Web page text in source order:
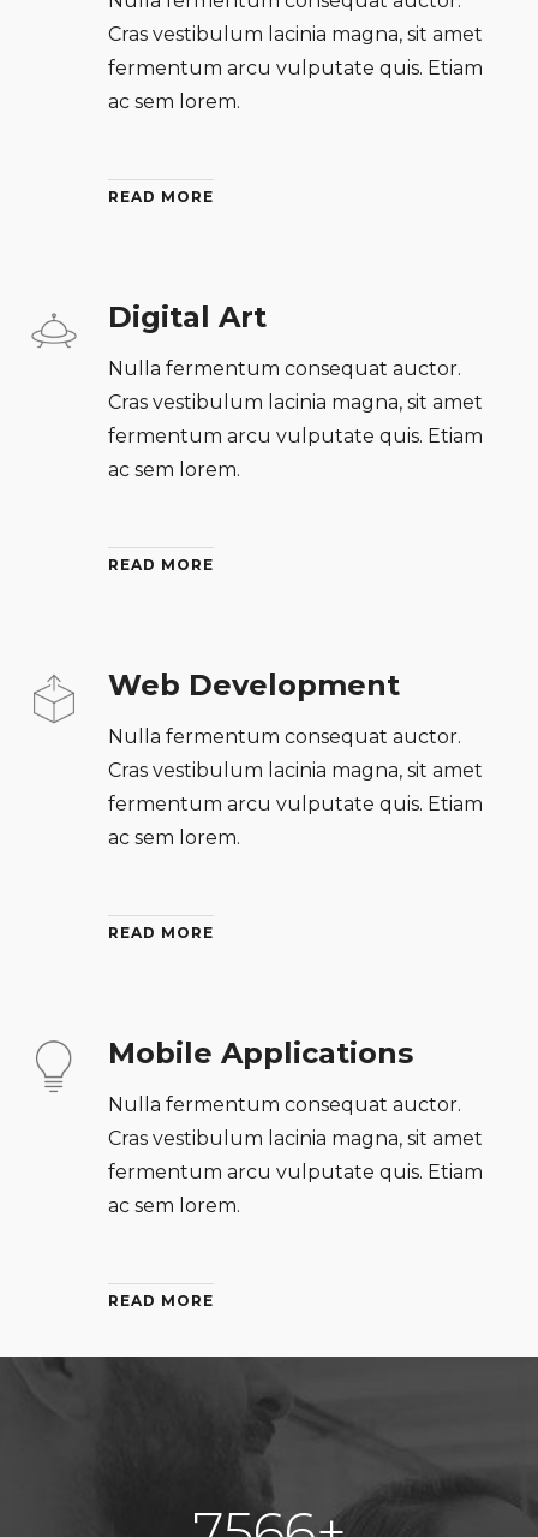
Cras vestibulum lacinia magna, sit amet
fermentum arcu vulputate quis. Etiam
ac sem lorem.
READ MORE
Digital Art
Nulla fermentum consequat auctor.
Cras vestibulum lacinia magna, sit amet
fermentum arcu vulputate quis. Etiam
ac sem lorem.
READ MORE
Web Development
Nulla fermentum consequat auctor.
Cras vestibulum lacinia magna, sit amet
fermentum arcu vulputate quis. Etiam
ac sem lorem.
READ MORE
Mobile Applications
Nulla fermentum consequat auctor.
Cras vestibulum lacinia magna, sit amet
fermentum arcu vulputate quis. Etiam
ac sem lorem.
READ MORE